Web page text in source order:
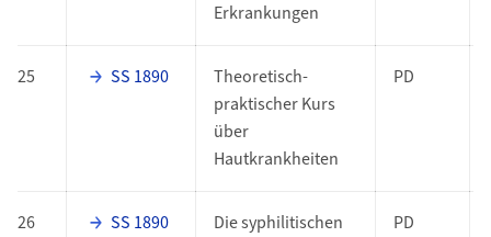
Erkrankungen
25 SS 1890
Theoretisch-
praktischer Kurs
über
Hautkrankheiten
PD
26 SS 1890
Die syphilitischen
PD